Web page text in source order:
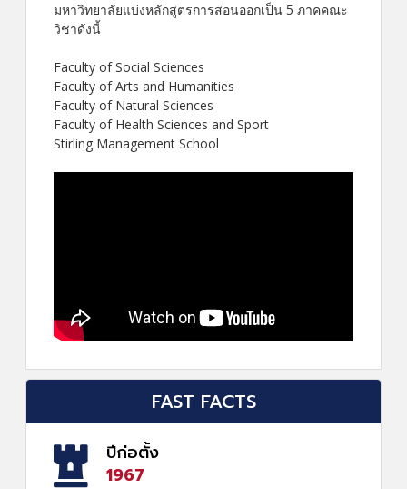
มหาวิทยาลัยแบ่งหลักสูตรการสอนออกเป็น 5 ภาคคณะ
วิชาดังนี้
Faculty of Social Sciences
Faculty of Arts and Humanities
Faculty of Natural Sciences
Faculty of Health Sciences and Sport
Stirling Management School
FAST FACTS
ปีก่อตั้ง
1967